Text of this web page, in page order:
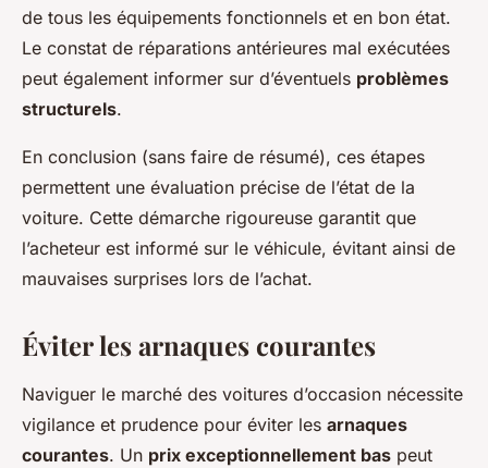
de tous les équipements fonctionnels et en bon état.
Le constat de réparations antérieures mal exécutées
peut également informer sur d’éventuels problèmes
structurels.
En conclusion (sans faire de résumé), ces étapes
permettent une évaluation précise de l’état de la
voiture. Cette démarche rigoureuse garantit que
l’acheteur est informé sur le véhicule, évitant ainsi de
mauvaises surprises lors de l’achat.
Éviter les arnaques courantes
Naviguer le marché des voitures d’occasion nécessite
vigilance et prudence pour éviter les arnaques
courantes. Un prix exceptionnellement bas peut